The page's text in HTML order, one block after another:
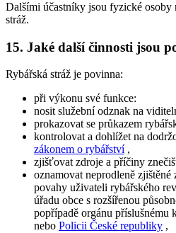
Dalšími účastníky jsou fyzické osoby
stráž.
15. Jaké další činnosti jsou
Rybářská stráž je povinna:
při výkonu své funkce:
nosit služební odznak na
prokazovat se průkazem
kontrolovat a dohlížet na
zákonem o rybářství,
zjišťovat zdroje a příčiny
oznamovat neprodleně
povahy uživateli rybářského
úřadu obce s rozšířenou
popřípadě orgánu příslušnému
nebo Policii České republiky ,